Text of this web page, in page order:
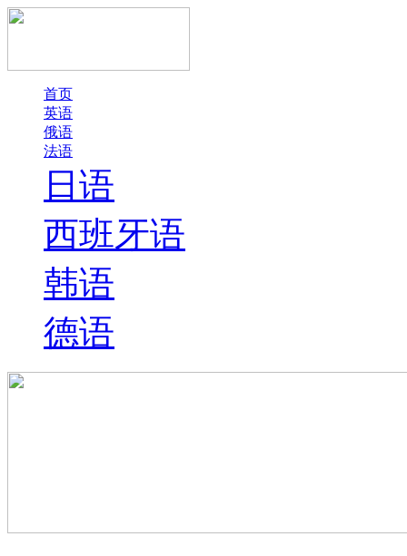
首页
英语
俄语
法语
日语
西班牙语
韩语
德语